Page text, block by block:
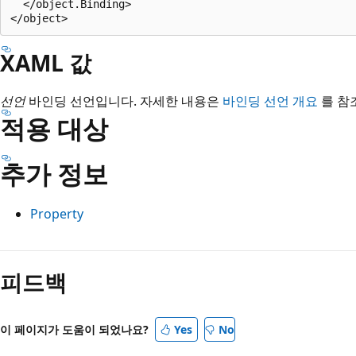
  </object.Binding>
XAML 값
선언바인딩 선언입니다. 자세한 내용은 바인딩 선언 개요 를 참
적용 대상
추가 정보
Property
읽
모
사
피드백
이 페이지가 도움이 되었나요? Yes No